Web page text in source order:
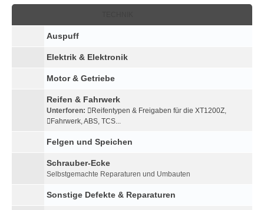
Auspuff
Elektrik & Elektronik
Motor & Getriebe
Reifen & Fahrwerk
Unterforen: Reifentypen & Freigaben für die XT1200Z,
Fahrwerk, ABS, TCS...
Felgen und Speichen
Schrauber-Ecke
Selbstgemachte Reparaturen und Umbauten
Sonstige Defekte & Reparaturen